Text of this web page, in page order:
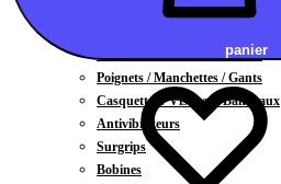
CARTES CADEAUX
Chaussettes / Sous-vêtements
Poignets / Manchettes / Gants
Casquettes / Visières / Bandeaux
Antivibrateurs
Surgrips
Bobines
panier